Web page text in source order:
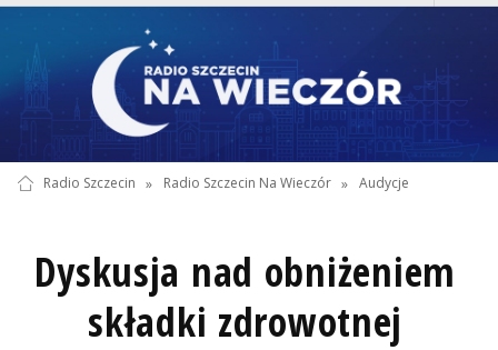
Radio Szczecin » Radio Szczecin Na Wieczór » Audycje
Dyskusja nad obniżeniem
składki zdrowotnej